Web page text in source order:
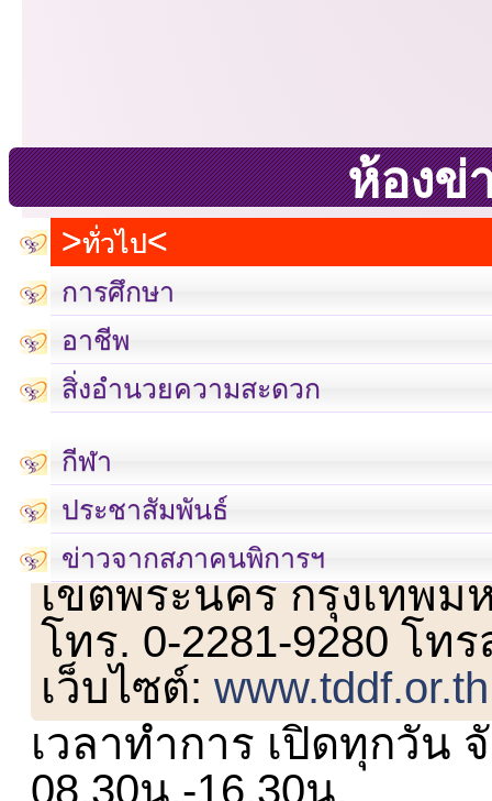
ห้องข่
ทั่วไป
การศึกษา
อาชีพ
สิ่งอำนวยความสะดวก
กีฬา
ประชาสัมพันธ์
ข่าวจากสภาคนพิการฯ
เลขที่ 23 ชั้น 2 ถนนวิ
เขตพระนคร กรุงเทพม
โทร. 0-2281-9280 โท
เว็บไซต์:www.tddf.or.th
เวลาทำการ เปิดทุกวัน
08.30น.-16.30น.